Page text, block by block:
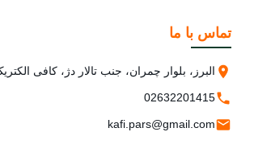
تماس با ما
البرز، بلوار چمران، جنب تالار دژ، کافی
02632201415
kafi.pars@gmail.com